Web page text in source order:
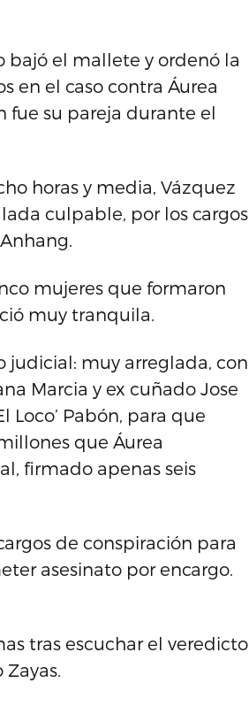
el mallete y ordenó la
en el caso contra Áurea
fue su pareja durante el
horas y media, Vázquez
culpable, por los cargos
mujeres que formaron
muy tranquila.
judicial: muy arreglada, con
Marcia y ex cuñado Jose
Loco’ Pabón, para que
que Áurea
firmado apenas seis
de conspiración para
asesinato por encargo.
tras escuchar el veredicto